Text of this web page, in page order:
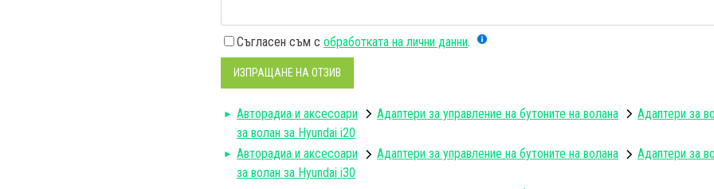
Съгласен съм с обработката на лични данни.
ИЗПРАЩАНЕ НА ОТЗИВ
Авторадиa и аксесоари Адаптери за управление на бутоните на волана Адаптери за
за волан за Hyundai i20
Авторадиa и аксесоари
Адаптери за управление на бутоните на волана Адаптери за
за волан за Hyundai i30